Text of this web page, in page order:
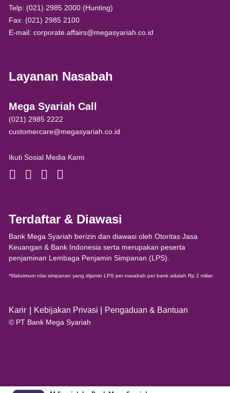
Telp: (021) 2985 2000 (Hunting)
Fax: (021) 2985 2100
E-mail: corporate.affairs@megasyariah.co.id
Layanan Nasabah
Mega Syariah Call
(021) 2985 2222
customercare@megasyariah.co.id
Ikuti Sosial Media Kami
Terdaftar & Diawasi
Bank Mega Syariah berizin dan diawasi oleh Otoritas Jasa
Keuangan & Bank Indonesia serta merupakan peserta
penjaminan Lembaga Penjamin Simpanan (LPS).
*Maksimum nilai simpanan yang dijamin LPS per nasabah per bank adalah Rp 2 miliar
Karir Kebijakan Privasi Pengaduan & Bantuan
© PT Bank Mega Syariah